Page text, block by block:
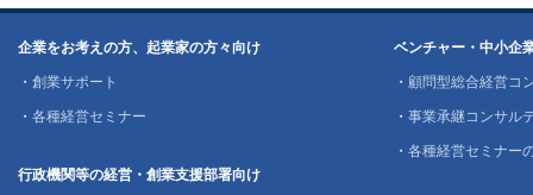
企業をお考えの方、起業家の方々向け
・ 創業サポート
・ 各種経営セミナー
行政機関等の経営・創業支援部署向け
ベンチャー・中小企
・ 顧問型総合経営コ
・ 事業承継コンサル
・ 各種経営セミナー